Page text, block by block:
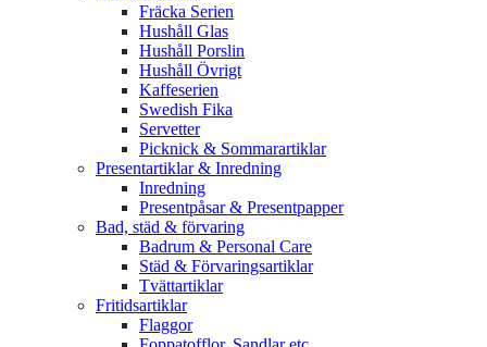
Fräcka Serien
Hushåll Glas
Hushåll Porslin
Hushåll Övrigt
Kaffeserien
Swedish Fika
Servetter
Picknick & Sommarartiklar
Presentartiklar & Inredning
Inredning
Presentpåsar & Presentpapper
Bad, städ & förvaring
Badrum & Personal Care
Städ & Förvaringsartiklar
Tvättartiklar
Fritidsartiklar
Flaggor